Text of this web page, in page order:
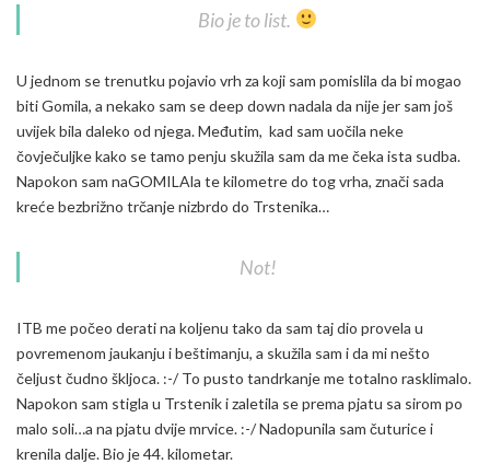
Bio je to list.
U jednom se trenutku pojavio vrh za koji sam pomislila da bi mogao
biti Gomila, a nekako sam se deep down nadala da nije jer sam još
uvijek bila daleko od njega. Međutim, kad sam uočila neke
čovječuljke kako se tamo penju skužila sam da me čeka ista sudba.
Napokon sam naGOMILAla te kilometre do tog vrha, znači sada
kreće bezbrižno trčanje nizbrdo do Trstenika…
Not!
ITB me počeo derati na koljenu tako da sam taj dio provela u
povremenom jaukanju i beštimanju, a skužila sam i da mi nešto
čeljust čudno škljoca. :-/ To pusto tandrkanje me totalno rasklimalo.
Napokon sam stigla u Trstenik i zaletila se prema pjatu sa sirom po
malo soli…a na pjatu dvije mrvice. :-/ Nadopunila sam čuturice i
krenila dalje. Bio je 44. kilometar.